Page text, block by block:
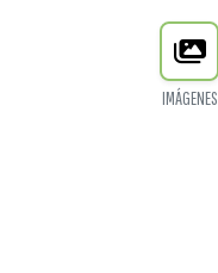
IMÁGENES